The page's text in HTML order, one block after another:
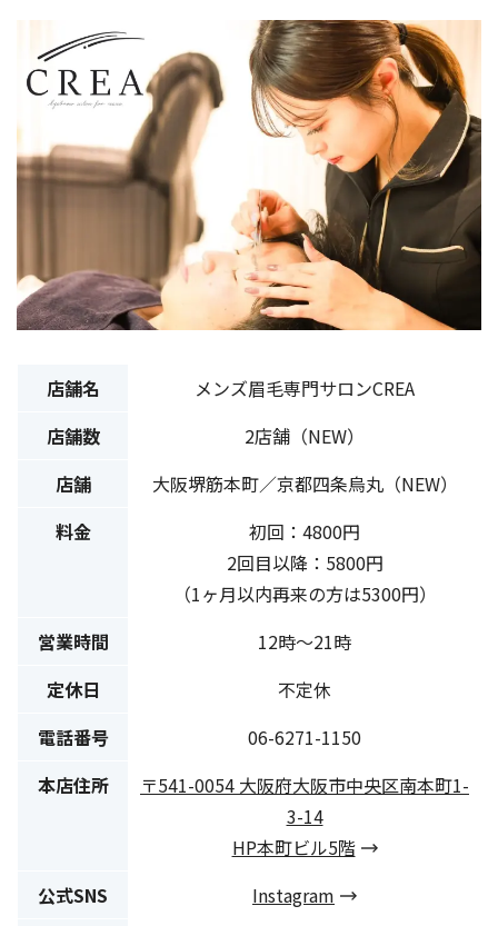
店舗名
メンズ眉毛専門サロンCREA
店舗数
2店舗（NEW）
店舗
大阪堺筋本町／京都四条烏丸（NEW）
料金
初回：4800円
2回目以降：5800円
（1ヶ月以内再来の方は5300円）
営業時間
12時〜21時
定休日
不定休
電話番号
06-6271-1150
本店住所
〒541-0054 大阪府大阪市中央区南本町1-
3-14
HP本町ビル5階
公式SNS
Instagram